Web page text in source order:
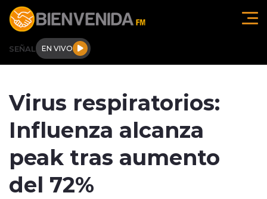
Click acá para ir directamente al contenido
SEÑAL EN VIVO
Tendencias
Virus respiratorios:
Influenza alcanza
peak tras aumento
del 72%